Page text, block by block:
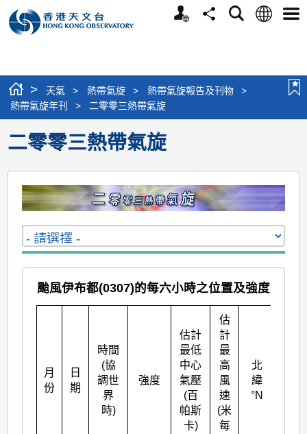
個
分
搜
語
選
> 天氣 > 熱帶氣旋 > 熱帶氣旋報告及刊物
>
熱帶氣旋年刊
> 二零零三熱帶氣旋
二零零三熱帶氣旋
颱風伊布都(0307)的每六小時之位置及強度
月
份
日
期
時間
(協
調世
界
時)
強度
估計
最低
中心
氣壓
(百
帕斯
卡)
估
計
最
高
風
速
(米
每
北
緯
°N